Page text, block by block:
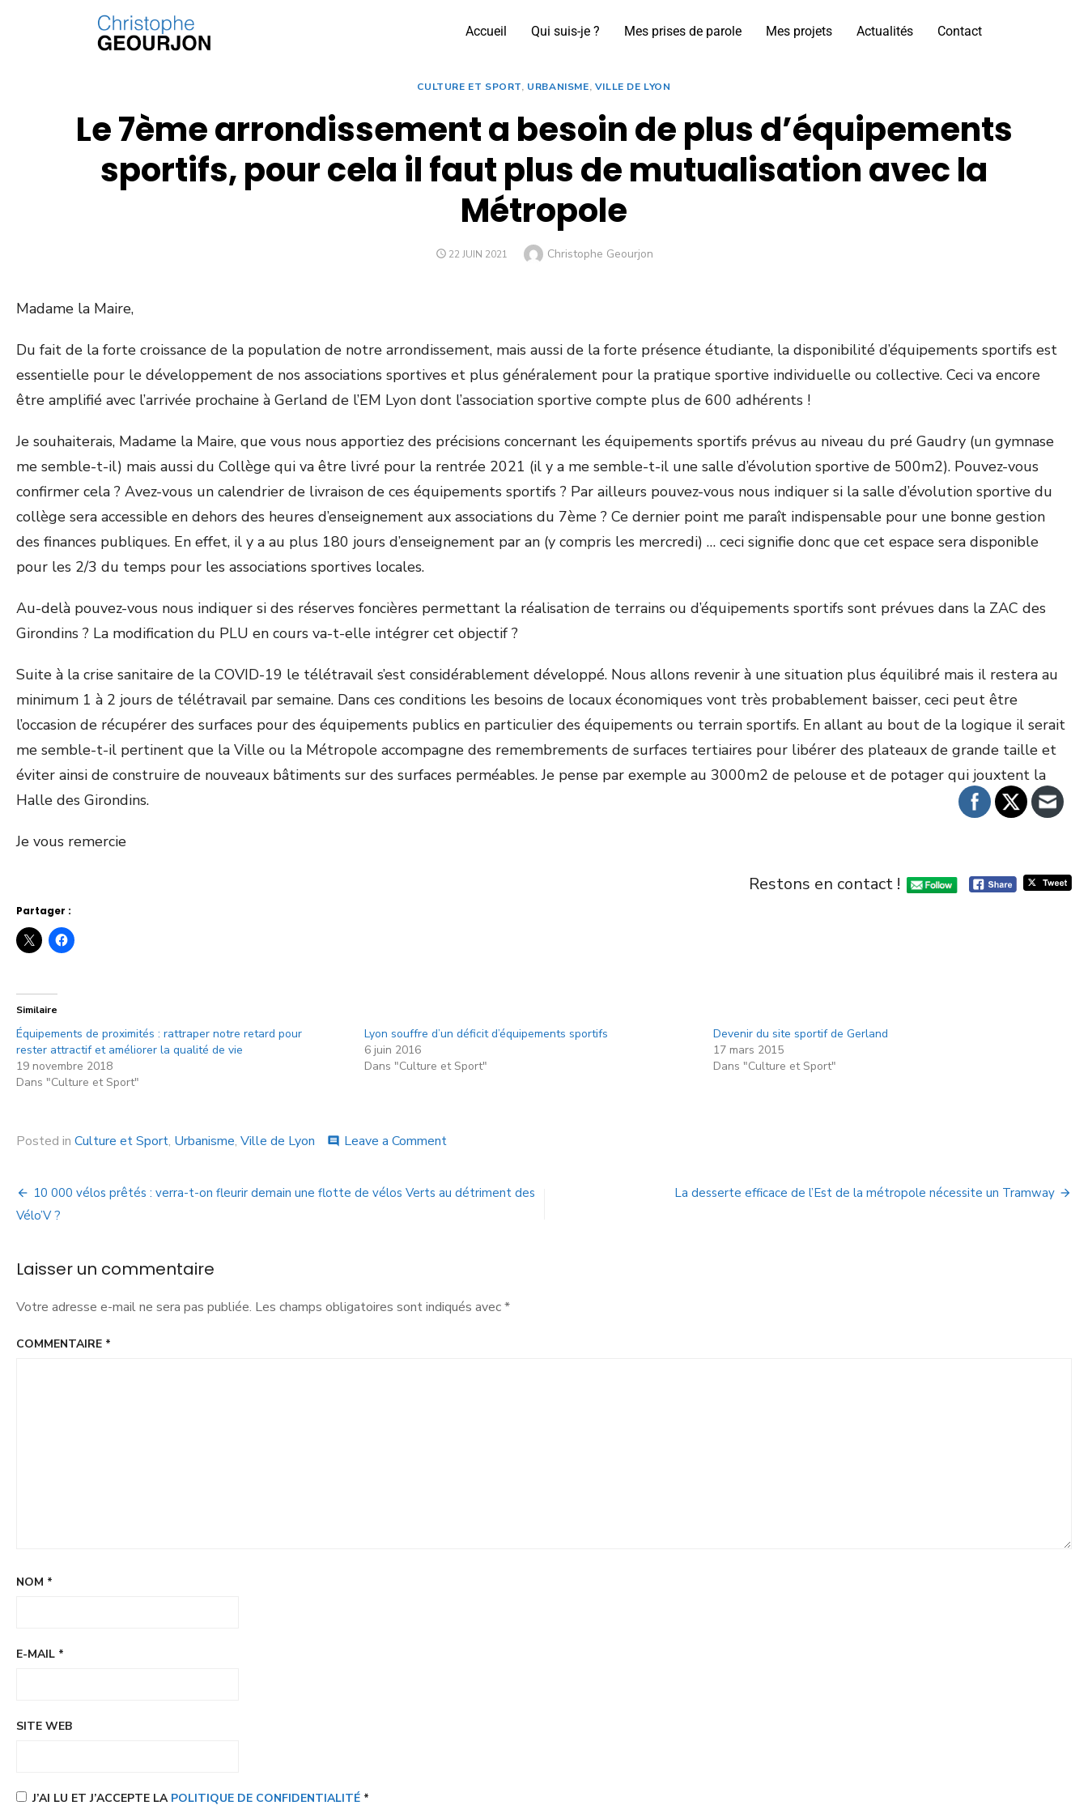
Accueil Qui suis-je ? Mes prises de parole Mes projets Actualités Contact
CULTURE ET SPORT, URBANISME, VILLE DE LYON
Le 7ème arrondissement a besoin de plus d’équipements
sportifs, pour cela il faut plus de mutualisation avec la
Métropole
22 JUIN 2021 Christophe Geourjon
Madame la Maire,
Du fait de la forte croissance de la population de notre arrondissement, mais aussi de la forte présence étudiante, la disponibilité d’équipements sportifs est
essentielle pour le développement de nos associations sportives et plus généralement pour la pratique sportive individuelle ou collective. Ceci va encore
être amplifié avec l’arrivée prochaine à Gerland de l’EM Lyon dont l’association sportive compte plus de 600 adhérents !
Je souhaiterais, Madame la Maire, que vous nous apportiez des précisions concernant les équipements sportifs prévus au niveau du pré Gaudry (un gymnase
me semble-t-il) mais aussi du Collège qui va être livré pour la rentrée 2021 (il y a me semble-t-il une salle d’évolution sportive de 500m2). Pouvez-vous
confirmer cela ? Avez-vous un calendrier de livraison de ces équipements sportifs ? Par ailleurs pouvez-vous nous indiquer si la salle d’évolution sportive du
collège sera accessible en dehors des heures d’enseignement aux associations du 7ème ? Ce dernier point me paraît indispensable pour une bonne gestion
des finances publiques. En effet, il y a au plus 180 jours d’enseignement par an (y compris les mercredi) … ceci signifie donc que cet espace sera disponible
pour les 2/3 du temps pour les associations sportives locales.
Au-delà pouvez-vous nous indiquer si des réserves foncières permettant la réalisation de terrains ou d’équipements sportifs sont prévues dans la ZAC des
Girondins ? La modification du PLU en cours va-t-elle intégrer cet objectif ?
Suite à la crise sanitaire de la COVID-19 le télétravail s’est considérablement développé. Nous allons revenir à une situation plus équilibré mais il restera au
minimum 1 à 2 jours de télétravail par semaine. Dans ces conditions les besoins de locaux économiques vont très probablement baisser, ceci peut être
l’occasion de récupérer des surfaces pour des équipements publics en particulier des équipements ou terrain sportifs. En allant au bout de la logique il serait
me semble-t-il pertinent que la Ville ou la Métropole accompagne des remembrements de surfaces tertiaires pour libérer des plateaux de grande taille et
éviter ainsi de construire de nouveaux bâtiments sur des surfaces perméables. Je pense par exemple au 3000m2 de pelouse et de potager qui jouxtent la
Halle des Girondins.
Je vous remercie
Restons en contact !
Partager :
Similaire
Équipements de proximités : rattraper notre retard pour
rester attractif et améliorer la qualité de vie
19 novembre 2018
Dans "Culture et Sport"
Lyon souffre d’un déficit d’équipements sportifs
6 juin 2016
Dans "Culture et Sport"
Devenir du site sportif de Gerland
17 mars 2015
Dans "Culture et Sport"
Posted in Culture et Sport, Urbanisme, Ville de Lyon comment Leave a Comment
10 000 vélos prêtés : verra-t-on fleurir demain une flotte de vélos Verts au détriment des
Vélo’V ?
La desserte efficace de l’Est de la métropole nécessite un Tramway
Laisser un commentaire
Votre adresse e-mail ne sera pas publiée. Les champs obligatoires sont indiqués avec*
COMMENTAIRE *
NOM *
E-MAIL *
SITE WEB
J’AI LU ET J’ACCEPTE LA POLITIQUE DE CONFIDENTIALITÉ *